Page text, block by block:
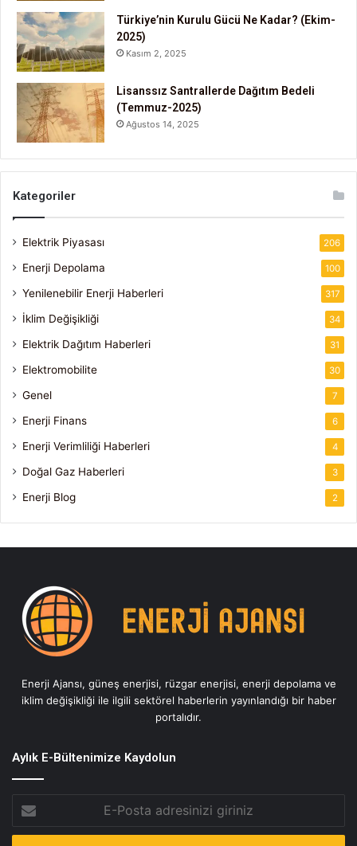
Türkiye’nin Kurulu Gücü Ne Kadar? (Ekim-
2025)
Kasım 2, 2025
Lisanssız Santrallerde Dağıtım Bedeli
(Temmuz-2025)
Ağustos 14, 2025
Kategoriler
Elektrik Piyasası 206
Enerji Depolama 100
Yenilenebilir Enerji Haberleri 317
İklim Değişikliği 34
Elektrik Dağıtım Haberleri 31
Elektromobilite 30
Genel 7
Enerji Finans 6
Enerji Verimliliği Haberleri 4
Doğal Gaz Haberleri 3
Enerji Blog 2
Enerji Ajansı, güneş enerjisi, rüzgar enerjisi, enerji depolama ve
iklim değişikliği ile ilgili sektörel haberlerin yayınlandığı bir haber
portalıdır.
Aylık E-Bültenimize Kaydolun
Posta
adresinizi